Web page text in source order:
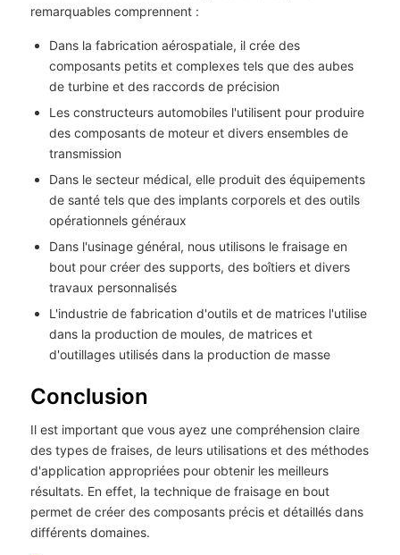
remarquables comprennent :
Dans la fabrication aérospatiale, il crée des
composants petits et complexes tels que des aubes
de turbine et des raccords de précision
Les constructeurs automobiles l'utilisent pour produire
des composants de moteur et divers ensembles de
transmission
Dans le secteur médical, elle produit des équipements
de santé tels que des implants corporels et des outils
opérationnels généraux
Dans l'usinage général, nous utilisons le fraisage en
bout pour créer des supports, des boîtiers et divers
travaux personnalisés
L'industrie de fabrication d'outils et de matrices l'utilise
dans la production de moules, de matrices et
d'outillages utilisés dans la production de masse
Conclusion
Il est important que vous ayez une compréhension claire
des types de fraises, de leurs utilisations et des méthodes
d'application appropriées pour obtenir les meilleurs
résultats. En effet, la technique de fraisage en bout
permet de créer des composants précis et détaillés dans
différents domaines.